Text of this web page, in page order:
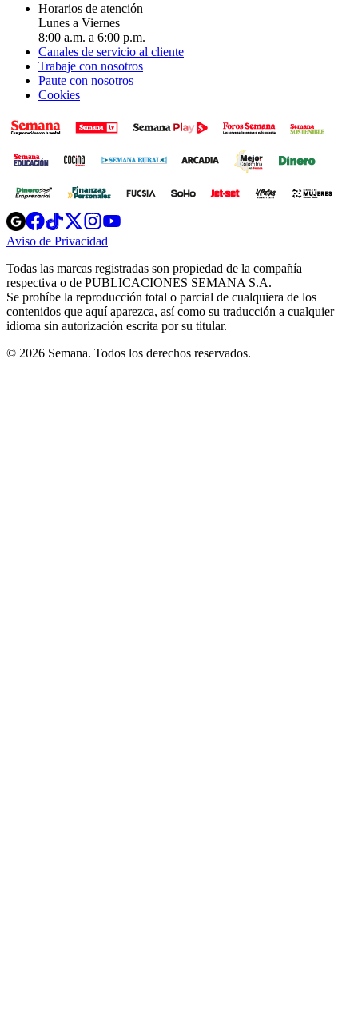
Horarios de atención
Lunes a Viernes
8:00 a.m. a 6:00 p.m.
Canales de servicio al cliente
Trabaje con nosotros
Paute con nosotros
Cookies
Opens
in
new
Opens
in
new
Opens
in
new
window
Opens
new
windowwindow
Aviso de Privacidad
new
window
Todas las marcas registradas son propiedad de la compañía
respectiva o de PUBLICACIONES SEMANA S.A.
Se prohíbe la reproducción total o parcial de cualquiera de los
contenidos que aquí aparezca, así como su traducción a cualquier
idioma sin autorización escrita por su titular.
© 2026 Semana. Todos los derechos reservados.